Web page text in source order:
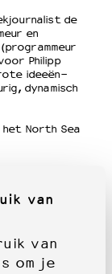
van
van
om je
de
en
Philipp
ideeën-
dynamisch
North Sea